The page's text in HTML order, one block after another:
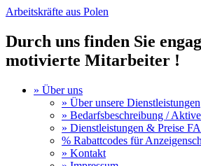
Arbeitskräfte aus Polen
Durch uns finden Sie
motivierte Mitarbeiter !
» Über uns
» Über unsere Dienstleistungen
» Bedarfsbeschreibung /
» Dienstleistungen & Preise
% Rabattcodes für
» Kontakt